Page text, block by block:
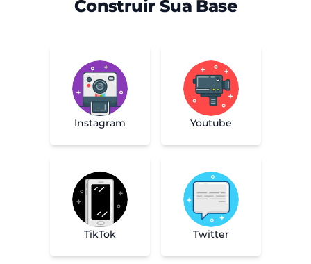
Construir Sua Base
Instagram Youtube
TikTok Twitter